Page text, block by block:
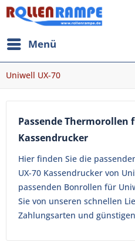
Menü
Uniwell UX-70
Passende Thermorollen
Kassendrucker
Hier finden Sie die
UX-70 Kassendrucker von
passenden Bonrollen für
Sie von unseren schnellen
Zahlungsarten und